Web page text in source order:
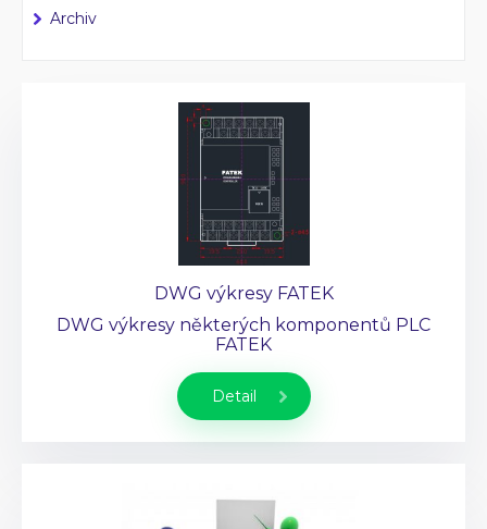
Archiv
DWG výkresy FATEK
DWG výkresy některých komponentů PLC
FATEK
Detail